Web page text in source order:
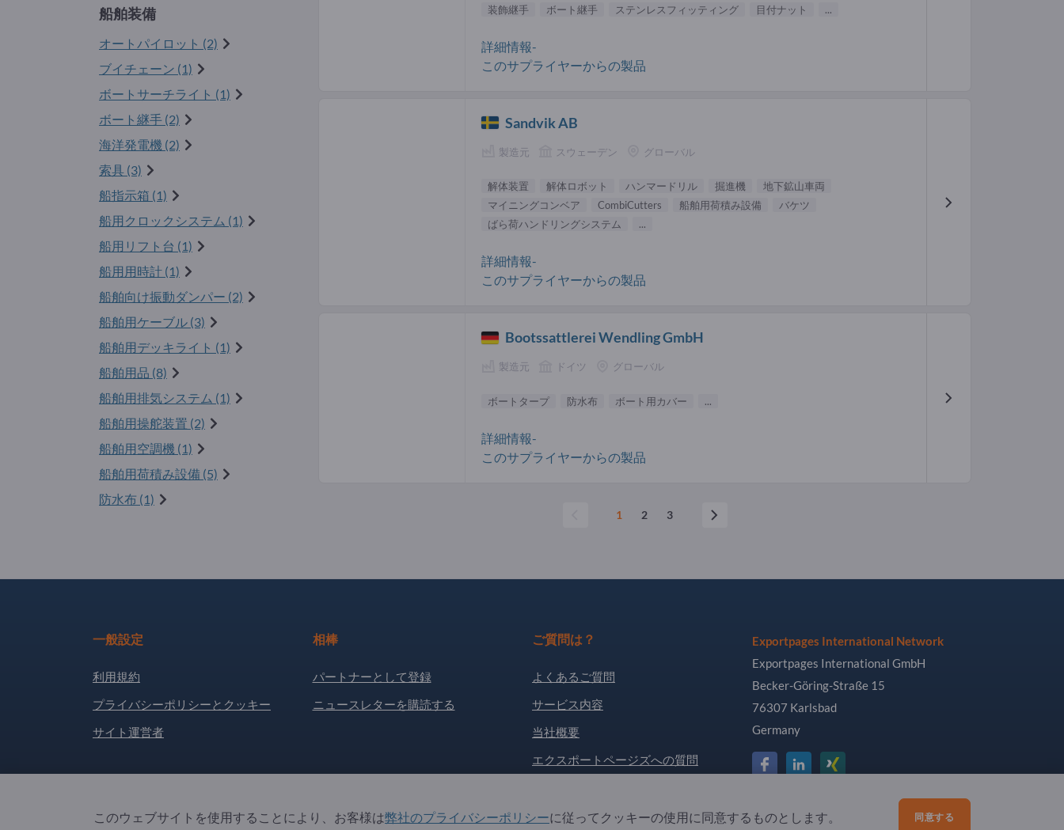
船舶装備
オートパイロット (2)
ブイチェーン (1)
ボートサーチライト (1)
ボート継手 (2)
海洋発電機 (2)
索具 (3)
船指示箱 (1)
船用クロックシステム (1)
船用リフト台 (1)
船用用時計 (1)
船舶向け振動ダンパー (2)
船舶用ケーブル (3)
船舶用デッキライト (1)
船舶用品 (8)
船舶用排気システム (1)
船舶用操舵装置 (2)
船舶用空調機 (1)
船舶用荷積み設備 (5)
防水布 (1)
装飾継手
ボート継手 ステンレスフィッティング 目付ナット ...
詳細情報-
このサプライヤーからの製品
Sandvik AB
製造元 スウェーデン グローバル
解体装置 解体ロボット ハンマードリル 掘進機
地下鉱山車両
マイニングコンベア
CombiCutters 船舶用荷積み設備
バケツ
ばら荷ハンドリングシステム
...
詳細情報-
このサプライヤーからの製品
Bootssattlerei Wendling GmbH
製造元 ドイツ グローバル
ボートタープ 防水布 ボート用カバー ...
詳細情報-
このサプライヤーからの製品
1 2 3
一般設定
利用規約
プライバシーポリシーとクッキー
サイト運営者
相棒
パートナーとして登録
ニュースレターを購読する
ご質問は？
よくあるご質問
サービス内容
当社概要
エクスポートページズへの質問
Exportpages International Network
Exportpages International GmbH
Becker-Göring-Straße 15
76307 Karlsbad
Germany
Copyright © 2026 Exportpages International GmbH. All Rights Reserved.
このウェブサイトを使用することにより、お客様は弊社のプライバシーポリシーに従ってクッキーの使用に同意するものとします。 同意する